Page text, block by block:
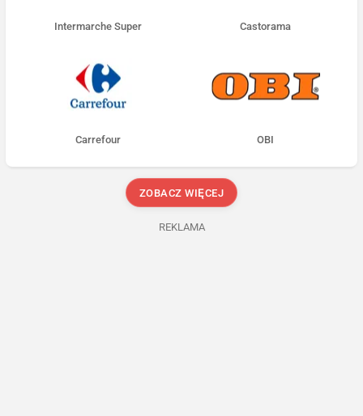
Intermarche Super Castorama
Carrefour OBI
ZOBACZ WIĘCEJ
REKLAMA